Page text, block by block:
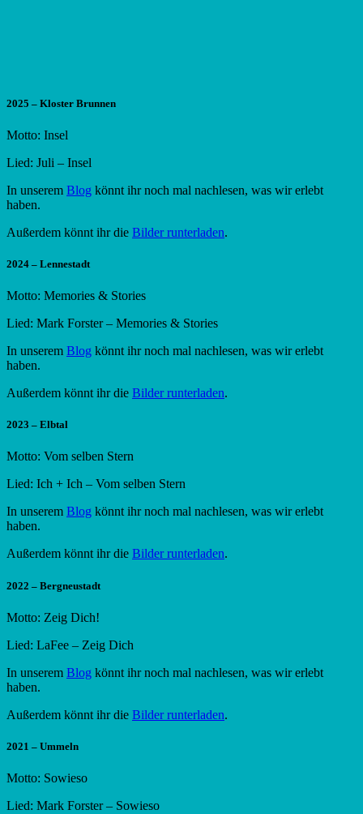
2025 – Kloster Brunnen
Motto: Insel
Lied: Juli – Insel
In unserem Blog könnt ihr noch mal nachlesen, was wir erlebt
haben.
Außerdem könnt ihr die Bilder runterladen.
2024 – Lennestadt
Motto: Memories & Stories
Lied: Mark Forster – Memories & Stories
In unserem Blog könnt ihr noch mal nachlesen, was wir erlebt
haben.
Außerdem könnt ihr die Bilder runterladen.
2023 – Elbtal
Motto: Vom selben Stern
Lied: Ich + Ich – Vom selben Stern
In unserem Blog könnt ihr noch mal nachlesen, was wir erlebt
haben.
Außerdem könnt ihr die Bilder runterladen.
2022 – Bergneustadt
Motto: Zeig Dich!
Lied: LaFee – Zeig Dich
In unserem Blog könnt ihr noch mal nachlesen, was wir erlebt
haben.
Außerdem könnt ihr die Bilder runterladen.
2021 – Ummeln
Motto: Sowieso
Lied: Mark Forster – Sowieso